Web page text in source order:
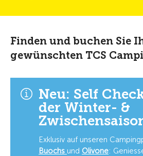
Finden und buchen Sie
gewünschten TCS
Neu: Self
der Winter- &
Exklusiv auf unseren
Buochs und Olivone: